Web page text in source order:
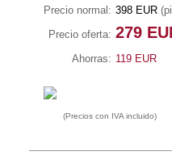
Precio normal: 398 EUR
Precio oferta: 279
Ahorras: 119 EUR
(Precios con IVA incluido)